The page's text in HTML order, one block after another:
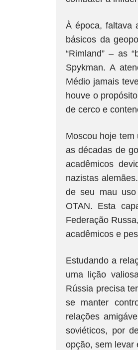
À época, faltava
básicos da
“Rimland” – as
Spykman. A
Médio jamais
houve o
de cerco e
Moscou hoje
as décadas de
acadêmicos
nazistas
de seu mau
OTAN. Esta
Federação
acadêmicos e
Estudando a
uma lição
Rússia precisa
se manter
relações
soviéticos, por
opção, sem levar